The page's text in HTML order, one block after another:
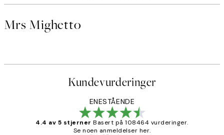
Mrs Mighetto
Kundevurderinger
ENESTÅENDE
4.4 av 5 stjerner Basert på 108464 vurderinger.
Se noen anmeldelser her.